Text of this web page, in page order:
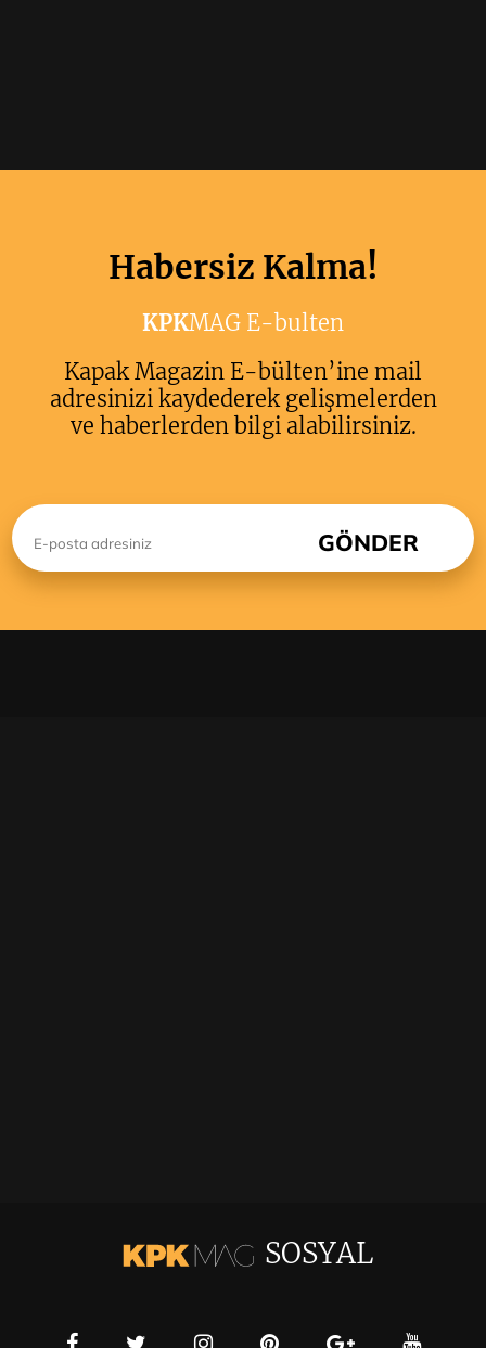
Habersiz Kalma!
KPKMAG E-bulten
Kapak Magazin E-bülten’ine mail
adresinizi kaydederek gelişmelerden
ve haberlerden bilgi alabilirsiniz.
SOSYAL